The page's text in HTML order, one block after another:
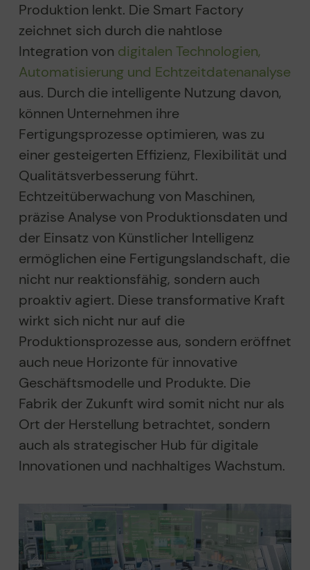
Produktion lenkt. Die Smart Factory
zeichnet sich durch die nahtlose
Integration von digitalen Technologien,
Automatisierung und Echtzeitdatenanalyse
aus. Durch die intelligente Nutzung davon,
können Unternehmen ihre
Fertigungsprozesse optimieren, was zu
einer gesteigerten Effizienz, Flexibilität und
Qualitätsverbesserung führt.
Echtzeitüberwachung von Maschinen,
präzise Analyse von Produktionsdaten und
der Einsatz von Künstlicher Intelligenz
ermöglichen eine Fertigungslandschaft, die
nicht nur reaktionsfähig, sondern auch
proaktiv agiert. Diese transformative Kraft
wirkt sich nicht nur auf die
Produktionsprozesse aus, sondern eröffnet
auch neue Horizonte für innovative
Geschäftsmodelle und Produkte. Die
Fabrik der Zukunft wird somit nicht nur als
Ort der Herstellung betrachtet, sondern
auch als strategischer Hub für digitale
Innovationen und nachhaltiges Wachstum.